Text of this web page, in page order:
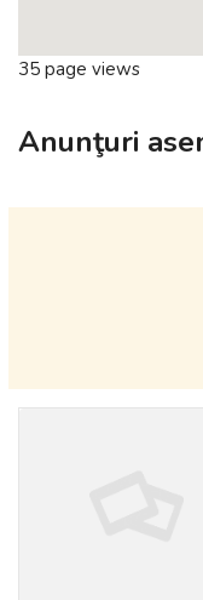
35 page views
Anunţuri